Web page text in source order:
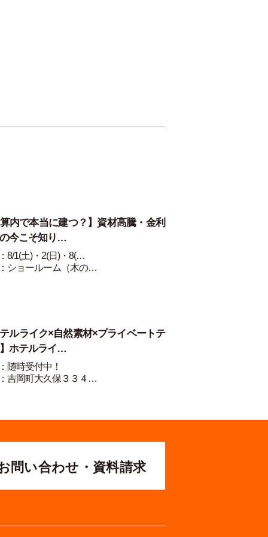
内で本当に建つ？】資材高騰・金利
今こそ知り…
8/1(土)・2(日)・8(…
ショールーム（木の…
ルライク×自然素材×プライベートテ
ホテルライ…
随時受付中！
吉岡町大久保３３４…
問い合わせ・資料請求